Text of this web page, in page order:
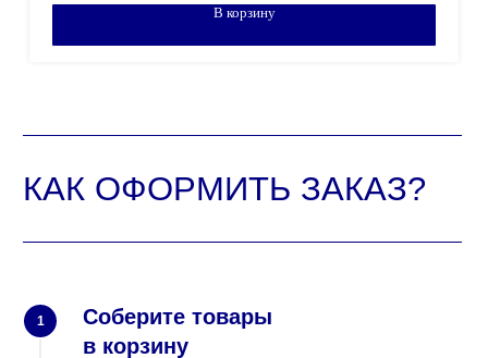
В корзину
1
Соберите товары
в корзину